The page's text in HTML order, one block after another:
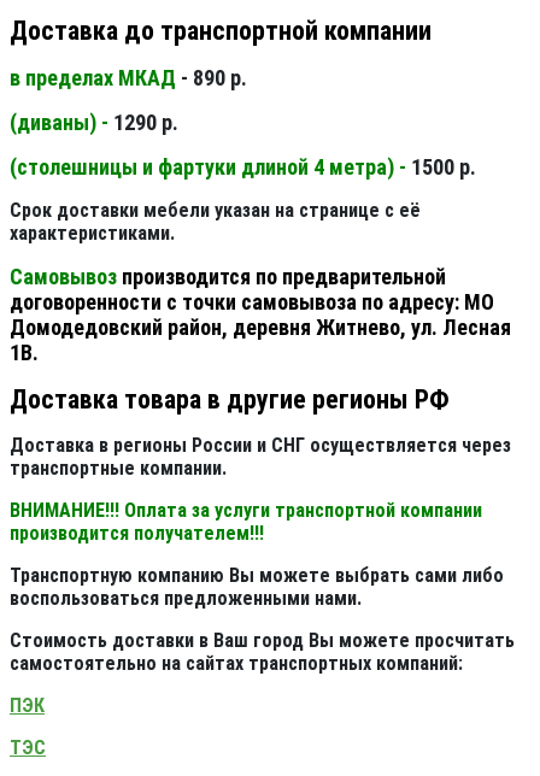
Доставка до транспортной компании
в пределах МКАД - 890 р.
(диваны) - 1290 р.
(столешницы и фартуки длиной 4 метра) - 1500 р.
Срок доставки мебели указан на странице с её
характеристиками.
Самовывоз производится по предварительной
договоренности с точки самовывоза по адресу: МО
Домодедовский район, деревня Житнево, ул. Лесная
1В.
Доставка товара в другие регионы РФ
Доставка в регионы России и СНГ осуществляется через
транспортные компании.
ВНИМАНИЕ!!! Оплата за услуги транспортной компании
производится получателем!!!
Транспортную компанию Вы можете выбрать сами либо
воспользоваться предложенными нами.
Стоимость доставки в Ваш город Вы можете просчитать
самостоятельно на сайтах транспортных компаний:
ПЭК
ТЭС